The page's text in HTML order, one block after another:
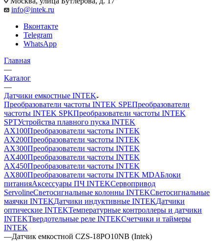
info@intek.ru
Вконтакте
Telegram
WhatsApp
Главная
—
Каталог
—
Датчики емкостные INTEK
Преобразователи частоты INTEK SPEПреобразователи
частоты INTEK SPKПреобразователи частоты INTEK
SPTУстройства плавного пуска INTEK
AX100Преобразователи частоты INTEK
AX200Преобразователи частоты INTEK
AX300Преобразователи частоты INTEK
AX400Преобразователи частоты INTEK
AX450Преобразователи частоты INTEK
AX800Преобразователи частоты INTEK MDAБлоки
питанияАксессуары ПЧ INTEKСервопривод
ServolineСветосигнальные колонны INTEKСветосигнальные
маячки INTEKДатчики индуктивные INTEKДатчики
оптические INTEKТемпературные контроллеры и датчики
INTEKТвердотельные реле INTEKСчетчики и таймеры
INTEK
—Датчик емкостной CZS-18PO10NB (Intek)